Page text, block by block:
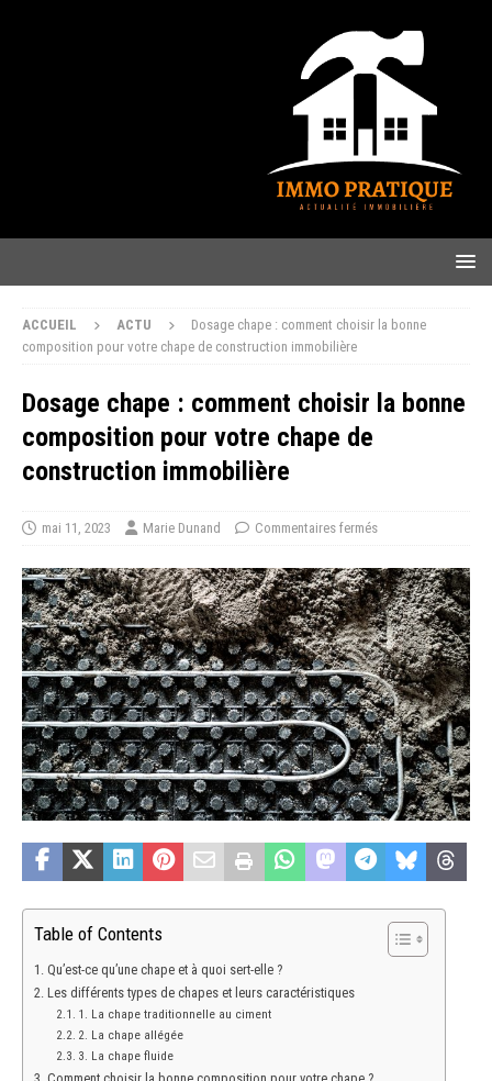
ACCUEIL ACTU
Dosage chape : comment choisir la bonne
composition pour votre chape de construction immobilière
Dosage chape : comment choisir la bonne
composition pour votre chape de
construction immobilière
mai 11, 2023 Marie Dunand Commentaires fermés
Table of Contents
Qu’est-ce qu’une chape et à quoi sert-elle ?
Les différents types de chapes et leurs caractéristiques
1. La chape traditionnelle au ciment
2. La chape allégée
3. La chape fluide